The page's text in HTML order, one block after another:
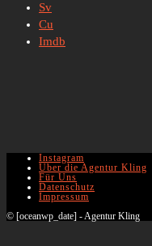
Sv
Cu
Imdb
Instagram
Über die Agentur Kling
Für Uns
Datenschutz
Impressum
© [oceanwp_date] - Agentur Kling